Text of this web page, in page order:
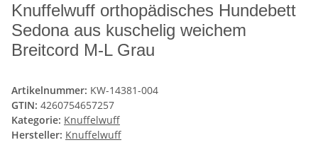
Knuffelwuff orthopädisches Hundebett
Sedona aus kuschelig weichem
Breitcord M-L Grau
Artikelnummer: KW-14381-004
GTIN: 4260754657257
Kategorie: Knuffelwuff
Hersteller: Knuffelwuff